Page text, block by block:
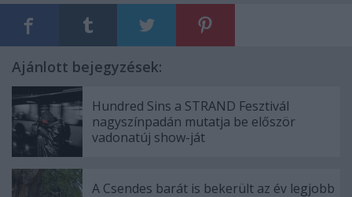
Ajánlott bejegyzések:
Hundred Sins a STRAND Fesztivál
nagyszínpadán mutatja be először
vadonatúj show-ját
A Csendes barát is bekerült az év legjobb